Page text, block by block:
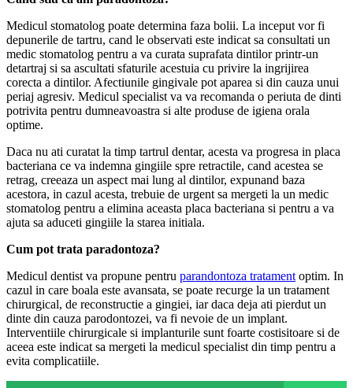
Medicul stomatolog poate determina faza bolii. La inceput vor fi
depunerile de tartru, cand le observati este indicat sa consultati un
medic stomatolog pentru a va curata suprafata dintilor printr-un
detartraj si sa ascultati sfaturile acestuia cu privire la ingrijirea
corecta a dintilor. Afectiunile gingivale pot aparea si din cauza unui
periaj agresiv. Medicul specialist va va recomanda o periuta de dinti
potrivita pentru dumneavoastra si alte produse de igiena orala
optime.
Daca nu ati curatat la timp tartrul dentar, acesta va progresa in placa
bacteriana ce va indemna gingiile spre retractile, cand acestea se
retrag, creeaza un aspect mai lung al dintilor, expunand baza
acestora, in cazul acesta, trebuie de urgent sa mergeti la un medic
stomatolog pentru a elimina aceasta placa bacteriana si pentru a va
ajuta sa aduceti gingiile la starea initiala.
Cum pot trata paradontoza?
Medicul dentist va propune pentru parandontoza tratament optim. In
cazul in care boala este avansata, se poate recurge la un tratament
chirurgical, de reconstructie a gingiei, iar daca deja ati pierdut un
dinte din cauza parodontozei, va fi nevoie de un implant.
Interventiile chirurgicale si implanturile sunt foarte costisitoare si de
aceea este indicat sa mergeti la medicul specialist din timp pentru a
evita complicatiile.